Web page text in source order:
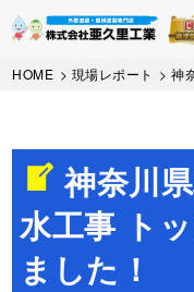
SkipHOME > 現場レポート >神
神奈川
水工事 ト
ました！